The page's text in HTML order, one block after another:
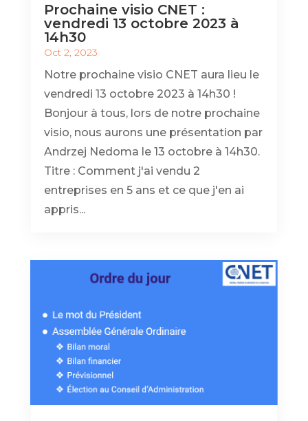
Prochaine visio CNET :
vendredi 13 octobre 2023 à
14h30
Oct 2, 2023
Notre prochaine visio CNET aura lieu le
vendredi 13 octobre 2023 à 14h30 !
Bonjour à tous, lors de notre prochaine
visio, nous aurons une présentation par
Andrzej Nedoma le 13 octobre à 14h30.
Titre : Comment j'ai vendu 2
entreprises en 5 ans et ce que j'en ai
appris...